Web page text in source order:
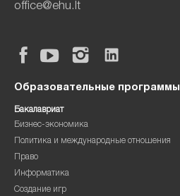
office@ehu.lt
Образовательные программы
Бакалавриат
Бизнес-экономика
Политика и международные отношения
Право
Информатика
Создание игр